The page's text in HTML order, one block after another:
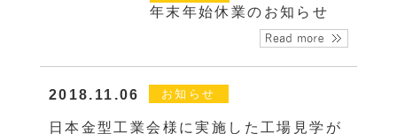
年末年始休業のお知らせ
2018.11.06 お知らせ
日本金型工業会様に実施した工場見学が